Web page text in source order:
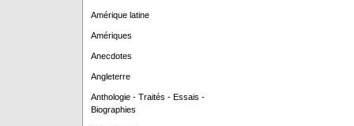
Amérique latine
Amériques
Anecdotes
Angleterre
Anthologie - Traités - Essais -
Biographies